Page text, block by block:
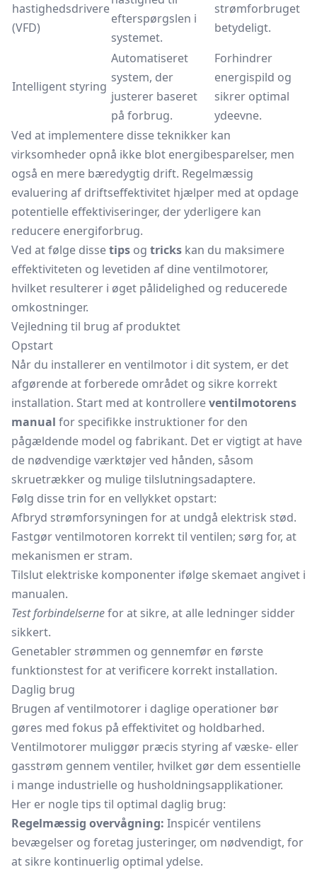
hastighedsdrivere
(VFD)
efterspørgslen i
systemet.
strømforbruget
betydeligt.
Intelligent styring
Automatiseret
system, der
justerer baseret
på forbrug.
Forhindrer
energispild og
sikrer optimal
ydeevne.
Ved at implementere disse teknikker kan
virksomheder opnå ikke blot energibesparelser, men
også en mere bæredygtig drift. Regelmæssig
evaluering af driftseffektivitet hjælper med at opdage
potentielle effektiviseringer, der yderligere kan
reducere energiforbrug.
Ved at følge dissetips og tricks kan du maksimere
effektiviteten og levetiden af dine ventilmotorer,
hvilket resulterer i øget pålidelighed og reducerede
omkostninger.
Vejledning til brug af produktet
Opstart
Når du installerer en ventilmotor i dit system, er det
afgørende at forberede området og sikre korrekt
installation. Start med at kontrollereventilmotorens
manual for specifikke instruktioner for den
pågældende model og fabrikant. Det er vigtigt at have
de nødvendige værktøjer ved hånden, såsom
skruetrækker og mulige tilslutningsadaptere.
Følg disse trin for en vellykket opstart:
Afbryd strømforsyningen for at undgå elektrisk stød.
Fastgør ventilmotoren korrekt til ventilen; sørg for, at
mekanismen er stram.
Tilslut elektriske komponenter ifølge skemaet angivet i
manualen.
Test forbindelsernefor at sikre, at alle ledninger sidder
sikkert.
Genetabler strømmen og gennemfør en første
funktionstest for at verificere korrekt installation.
Daglig brug
Brugen af ventilmotorer i daglige operationer bør
gøres med fokus på effektivitet og holdbarhed.
Ventilmotorer muliggør præcis styring af væske- eller
gasstrøm gennem ventiler, hvilket gør dem essentielle
i mange industrielle og husholdningsapplikationer.
Her er nogle tips til optimal daglig brug:
Regelmæssig overvågning: Inspicér ventilens
bevægelser og foretag justeringer, om nødvendigt, for
at sikre kontinuerlig optimal ydelse.